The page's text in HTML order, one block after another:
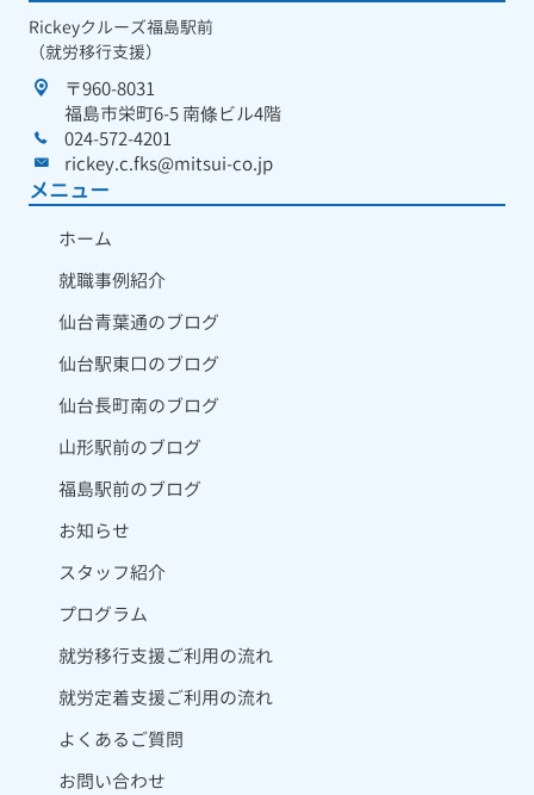
Rickeyクルーズ福島駅前
（就労移行支援）
〒960-8031
福島市栄町6-5 南條ビル4階
024-572-4201
rickey.c.fks@mitsui-co.jp
メニュー
ホーム
就職事例紹介
仙台青葉通のブログ
仙台駅東口のブログ
仙台長町南のブログ
山形駅前のブログ
福島駅前のブログ
お知らせ
スタッフ紹介
プログラム
就労移行支援ご利用の流れ
就労定着支援ご利用の流れ
よくあるご質問
お問い合わせ